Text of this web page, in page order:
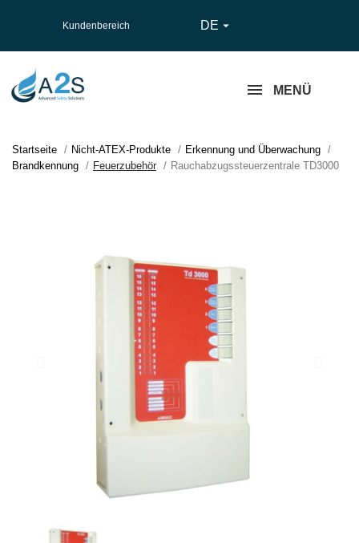
Kundenbereich DE 
MENÜ
Startseite Nicht-ATEX-Produkte
Erkennung und Überwachung
Brandkennung
Feuerzubehör Rauchabzugssteuerzentrale TD3000